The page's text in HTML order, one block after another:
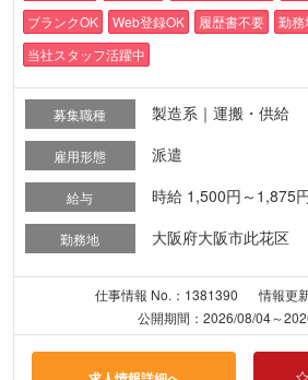
ブランクOK
Web登録OK 履歴書不要 勤務
当社スタッフ活躍中
募集職種 製造系｜運搬・供給
雇用形態 派遣
給与 時給 1,500円～1,875
勤務地 大阪府大阪市此花区
仕事情報 No.：1381390
情報更
公開期間：2026/08/04～